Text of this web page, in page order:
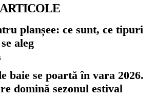
planșee: ce sunt, ce tipuri
aleg
baie se poartă în vara 2026.
domină sezonul estival